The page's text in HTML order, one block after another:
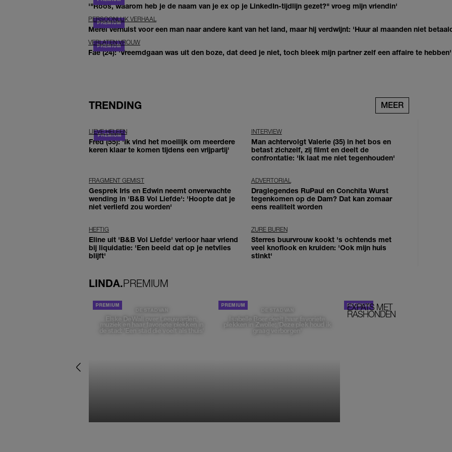
'"Roos, waarom heb je de naam van je ex op je LinkedIn-tijdlijn gezet?" vroeg mijn vriendin'
PERSOONLIJK VERHAAL
Merel verhuist voor een man naar andere kant van het land, maar hij verdwijnt: 'Huur al maanden niet
VERLATEN VROUW
Fae (24): 'Vreemdgaan was uit den boze, dat deed je niet, toch bleek mijn partner zelf een affaire te hebben'
TRENDING MEER
LIEVE HELEEN
Fred (55): 'Ik vind het moeilijk om meerdere
keren klaar te komen tijdens een vrijpartij'
INTERVIEW
Man achtervolgt Valerie (35) in het bos en
betast zichzelf, zij filmt en deelt de
confrontatie: 'Ik laat me niet tegenhouden'
FRAGMENT GEMIST
Gesprek Iris en Edwin neemt onverwachte
wending in 'B&B Vol Liefde': 'Hoopte dat je
niet verliefd zou worden'
ADVERTORIAL
Draglegendes RuPaul en Conchita Wurst
tegenkomen op de Dam? Dat kan zomaar
eens realiteit worden
HEFTIG
Eline uit 'B&B Vol Liefde' verloor haar vriend
bij liquidatie: 'Een beeld dat op je netvlies
blijft'
ZURE BUREN
Sterres buurvrouw kookt 's ochtends met
veel knoflook en kruiden: 'Ook mijn huis
stinkt'
LINDA.PREMIUM
DE STAD VAN
Elske DeWall over Leeuwarden,
muziek en haar favoriete plekken in
de stad: 'Een stad die voelt als thuis'
DE STAD VAN
Isabelle Boer deelt haar favoriete
plekken in Zwolle: 'Deze plek houd ik
graag verborgen'
EXPATS MET
RASHONDEN